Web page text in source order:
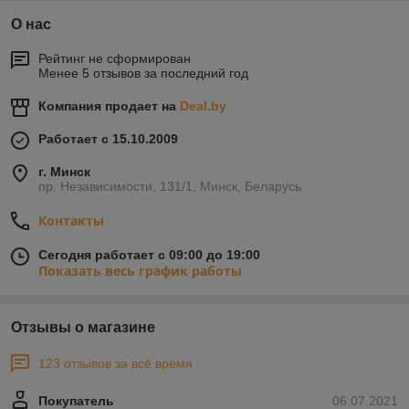
О нас
Рейтинг не сформирован
Менее 5 отзывов за последний год
Компания продает на Deal.by
Работает с 15.10.2009
г. Минск
пр. Независимости, 131/1, Минск, Беларусь
Контакты
Сегодня работает с 09:00 до 19:00
Показать весь график работы
Отзывы о магазине
123 отзывов за всё время
06.07.2021
Покупатель